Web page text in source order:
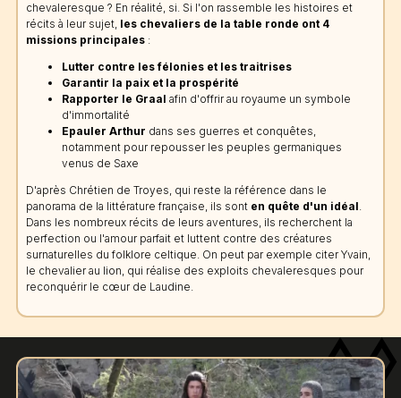
chevaleresque ? En réalité, si. Si l'on rassemble les histoires et
récits à leur sujet, les chevaliers de la table ronde ont 4
missions principales:
Lutter contre les félonies et les traitrises
Garantir la paix et la prospérité
Rapporter le Graal afin d'offrir au royaume un symbole
d'immortalité
Epauler Arthur dans ses guerres et conquêtes,
notamment pour repousser les peuples germaniques
venus de Saxe
D'après Chrétien de Troyes, qui reste la référence dans le
panorama de la littérature française, ils sont en quête d'un idéal
Dans les nombreux récits de leurs aventures, ils recherchent la
perfection ou l'amour parfait et luttent contre des créatures
surnaturelles du folklore celtique. On peut par exemple citer Yvain,
le chevalier au lion, qui réalise des exploits chevaleresques pour
reconquérir le cœur de Laudine.